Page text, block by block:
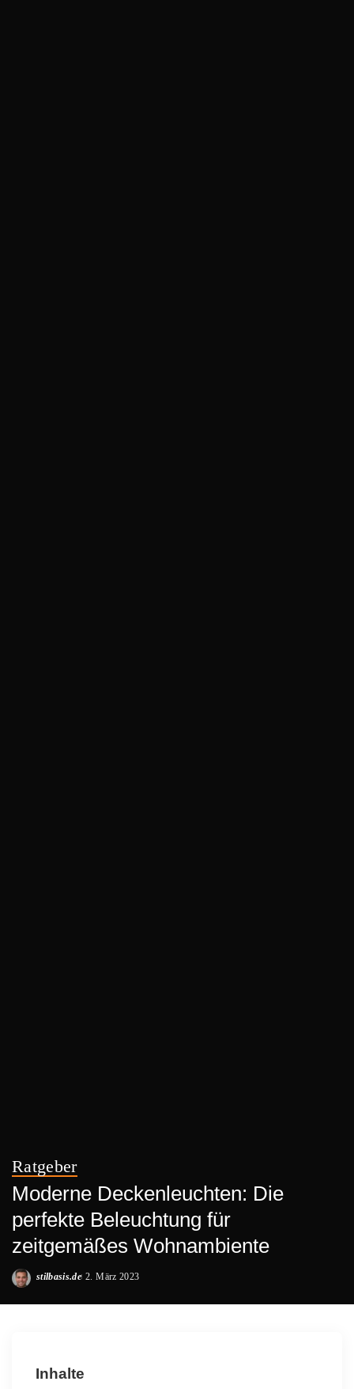
Ratgeber
Moderne Deckenleuchten: Die
perfekte Beleuchtung für
zeitgemäßes Wohnambiente
Posted
stilbasis.de 2. März 2023
Inhalte